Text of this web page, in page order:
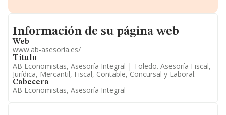
Información oficial y registral complementaria.
Informacion de su página web
Información de su página web
Web
www.ab-asesoria.es/
Titulo
AB Economistas, Asesoría Integral | Toledo. Asesoría Fiscal,
Jurídica, Mercantil, Fiscal, Contable, Concursal y Laboral.
Cabecera
AB Economistas, Asesoría Integral